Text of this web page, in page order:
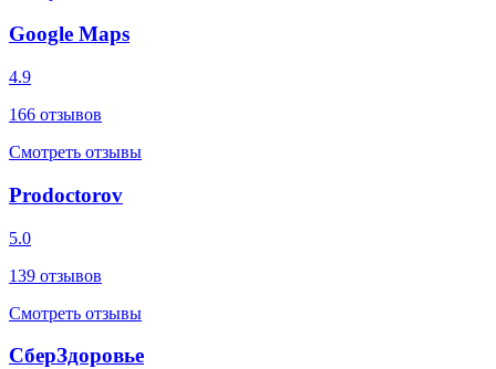
Google Maps
4.9
166 отзывов
Смотреть отзывы
Prodoctorov
5.0
139 отзывов
Смотреть отзывы
СберЗдоровье